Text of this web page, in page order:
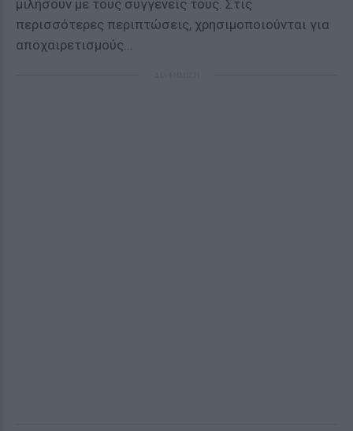
μιλήσουν με τους συγγενείς τους. Στις
περισσότερες περιπτώσεις, χρησιμοποιούνται για
αποχαιρετισμούς...